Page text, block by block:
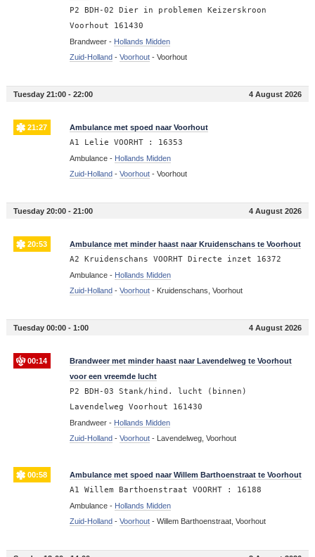
P2 BDH-02 Dier in problemen Keizerskroon
Voorhout 161430
Brandweer - Hollands Midden
Zuid-Holland- Voorhout- Voorhout
Tuesday 21:00 - 22:00 4 August 2026
21:27 Ambulance met spoed naar Voorhout
A1 Lelie VOORHT : 16353
Ambulance - Hollands Midden
Zuid-Holland- Voorhout- Voorhout
Tuesday 20:00 - 21:00 4 August 2026
20:53 Ambulance met minder haast naar Kruidenschans te Voorhout
A2 Kruidenschans VOORHT Directe inzet 16372
Ambulance - Hollands Midden
Zuid-Holland- Voorhout- Kruidenschans, Voorhout
Tuesday 00:00 - 1:00 4 August 2026
00:14
Brandweer met minder haast naar Lavendelweg te Voorhout
voor een vreemde lucht
P2 BDH-03 Stank/hind. lucht (binnen)
Lavendelweg Voorhout 161430
Brandweer - Hollands Midden
Zuid-Holland- Voorhout- Lavendelweg, Voorhout
00:58 Ambulance met spoed naar Willem Barthoenstraat te Voorhout
A1 Willem Barthoenstraat VOORHT : 16188
Ambulance - Hollands Midden
Zuid-Holland- Voorhout- Willem Barthoenstraat, Voorhout